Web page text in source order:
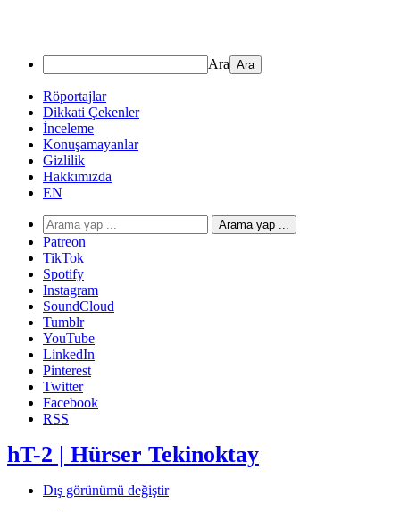
Ara
Röportajlar
Dikkati Çekenler
İnceleme
Konuşamayanlar
Gizlilik
Hakkımızda
EN
Arama yap ...
Patreon
TikTok
Spotify
Instagram
SoundCloud
Tumblr
YouTube
LinkedIn
Pinterest
Twitter
Facebook
RSS
hT-2 | Hürser Tekinoktay
Dış görünümü değiştir